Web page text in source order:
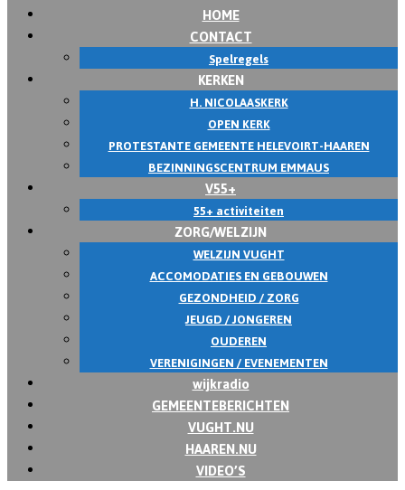
HOME
CONTACT
Spelregels
KERKEN
H. NICOLAASKERK
OPEN KERK
PROTESTANTE GEMEENTE HELEVOIRT-HAAREN
BEZINNINGSCENTRUM EMMAUS
V55+
55+ activiteiten
ZORG/WELZIJN
WELZIJN VUGHT
ACCOMODATIES EN GEBOUWEN
GEZONDHEID / ZORG
JEUGD / JONGEREN
OUDEREN
VERENIGINGEN / EVENEMENTEN
wijkradio
GEMEENTEBERICHTEN
VUGHT.NU
HAAREN.NU
VIDEO’S